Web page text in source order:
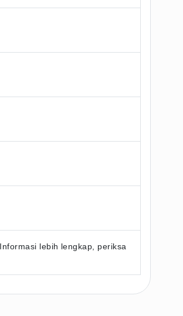
lebih lengkap, periksa